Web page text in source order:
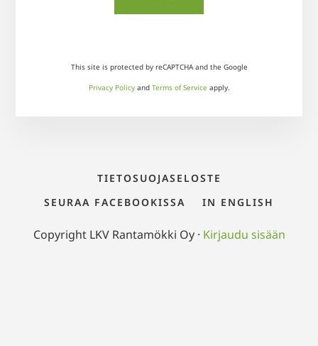
This site is protected by reCAPTCHA and the Google
Privacy Policyand Terms of Service apply.
TIETOSUOJASELOSTE
SEURAA FACEBOOKISSA
IN ENGLISH
Copyright LKV Rantamökki Oy · Kirjaudu sisään